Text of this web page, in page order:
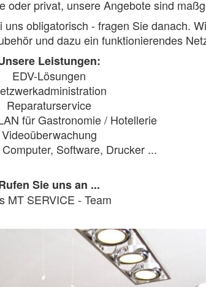
oder privat, unsere Angebote sind
obligatorisch - fragen Sie danach.
und dazu ein funktionierendes
Leistungen:
EDV-Lösungen
Reparaturservice
für Gastronomie / Hotellerie
Videoüberwachung
Software, Drucker ...
Sie uns an ...
MT SERVICE - Team